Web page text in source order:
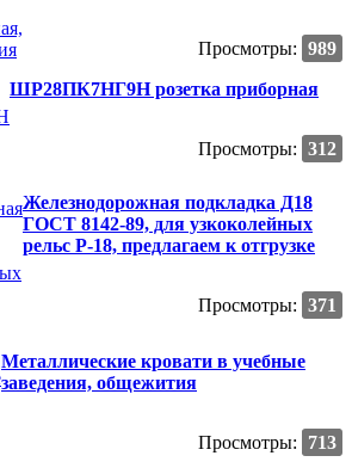
Просмотры: 989
ШР28ПК7НГ9Н розетка приборная
Просмотры: 312
Железнодорожная подкладка Д18
ГОСТ 8142-89, для узкоколейных
рельс Р-18, предлагаем к отгрузке
Просмотры: 371
Металлические кровати в учебные
заведения, общежития
Просмотры: 713